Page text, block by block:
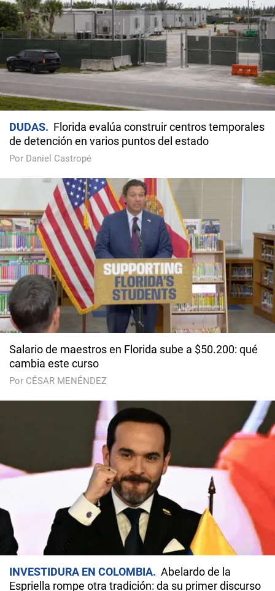
DUDAS
Florida evalúa construir centros temporales
de detención en varios puntos del estado
Por Daniel Castropé
Salario de maestros en Florida sube a $50.200: qué
cambia este curso
Por CÉSAR MENÉNDEZ
INVESTIDURA EN COLOMBIA
Abelardo de la
Espriella rompe otra tradición: da su primer discurso